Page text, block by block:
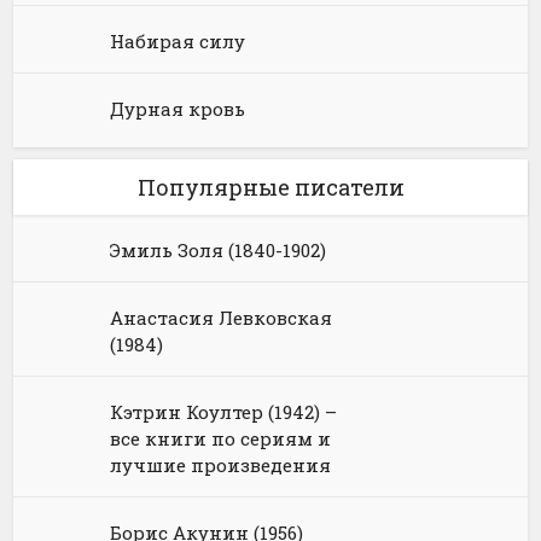
Набирая силу
Дурная кровь
Популярные писатели
Эмиль Золя (1840-1902)
Анастасия Левковская
(1984)
Кэтрин Коултер (1942) –
все книги по сериям и
лучшие произведения
Борис Акунин (1956)